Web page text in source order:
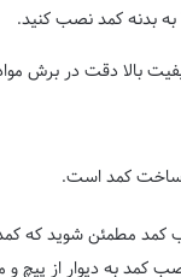
به بدنه کمد نصب کنید.
بالا دقت در برش مواد
ساخت کمد است.
کمد مطمئن شوید که
کمد به دیوار از پیچ و